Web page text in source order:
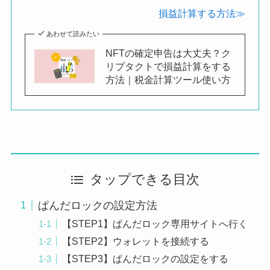
損益計算する方法≫
あわせて読みたい
NFTの確定申告は大丈夫？ク
リプタクトで損益計算をする
方法｜税金計算ツール使い方
タップできる目次
ぱんだロックの設定方法
【STEP1】ぱんだロック専用サイトへ行く
【STEP2】ウォレットを接続する
【STEP3】ぱんだロックの設定をする